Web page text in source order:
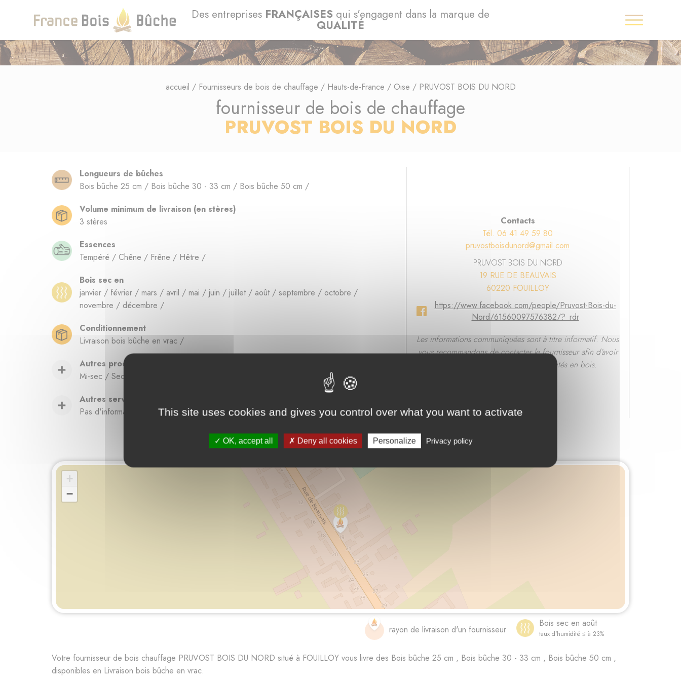
Des entreprises FRANÇAISES qui s'engagent dans la marque de
QUALITÉ
accueil / Fournisseurs de bois de chauffage / Hauts-de-France / Oise / PRUVOST BOIS DU NORD
fournisseur de bois de chauffage
PRUVOST BOIS DU NORD
Longueurs de bûches
Bois bûche 25 cm / Bois bûche 30 - 33 cm / Bois bûche 50 cm /
Volume minimum de livraison (en stères)
3 stères
Essences
Tempéré / Chêne / Frêne / Hêtre /
Bois sec en
janvier / février / mars / avril / mai / juin / juillet / août / septembre / octobre /
novembre / décembre /
Conditionnement
Livraison bois bûche en vrac /
Autres produits
Mi-sec / Sec / Granulé / Bois d’allumage /
Autres services
Pas d'informations disponibles pour le moment
Contacts
Tél. 06 41 49 59 80
pruvostboisdunord@gmail.com
PRUVOST BOIS DU NORD
19 RUE DE BEAUVAIS
60220 FOUILLOY
https://www.facebook.com/people/Pruvost-Bois-du-
Nord/61560097576382/?_rdr
Les informations communiquées sont à titre informatif. Nous
vous recommandons de contacter le fournisseur afin d’avoir
une confirmation sur ses disponibilités en bois.
Fournisseurs de bois de chauffage - FOUILLOY - Oise - Hauts-de-France
+
−
rayon de livraison d'un fournisseur
Bois sec en août
taux d'humidité ≤ à 23%
Votre fournisseur de bois chauffage PRUVOST BOIS DU NORD situé à FOUILLOY vous livre des Bois bûche 25 cm , Bois bûche 30 - 33 cm , Bois bûche 50 cm ,
disponibles en Livraison bois bûche en vrac.
This site uses cookies and gives you control over what you want to activate
OK, accept all Deny all cookies Personalize Privacy policy